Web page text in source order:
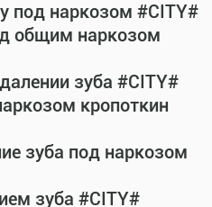
под наркозом #CITY#
общим наркозом
зуба #CITY#
кропоткин
зуба под наркозом
зуба #CITY#